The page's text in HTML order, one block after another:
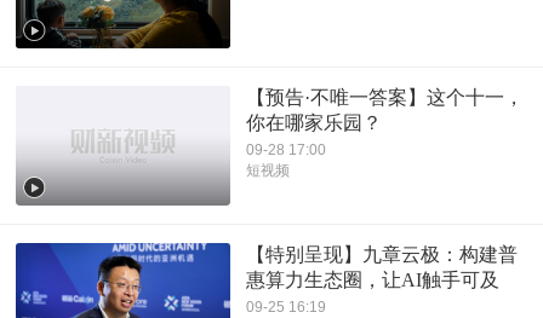
【预告·不唯一答案】这个十一，
你在哪家乐园？
09-28 17:00
短视频
【特别呈现】九章云极：构建普
惠算力生态圈，让AI触手可及
09-25 16:19